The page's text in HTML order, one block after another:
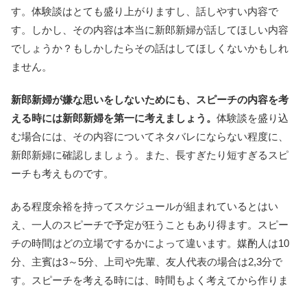
す。体験談はとても盛り上がりますし、話しやすい内容で
す。しかし、その内容は本当に新郎新婦が話してほしい内容
でしょうか？もしかしたらその話はしてほしくないかもしれ
ません。
新郎新婦が嫌な思いをしないためにも、スピーチの内容を考
える時には新郎新婦を第一に考えましょう。 体験談を盛り込
む場合には、その内容についてネタバレにならない程度に、
新郎新婦に確認しましょう。また、長すぎたり短すぎるスピ
ーチも考えものです。
ある程度余裕を持ってスケジュールが組まれているとはい
え、一人のスピーチで予定が狂うこともあり得ます。スピー
チの時間はどの立場でするかによって違います。媒酌人は10
分、主賓は3～5分、上司や先輩、友人代表の場合は2,3分で
す。スピーチを考える時には、時間もよく考えてから作りま